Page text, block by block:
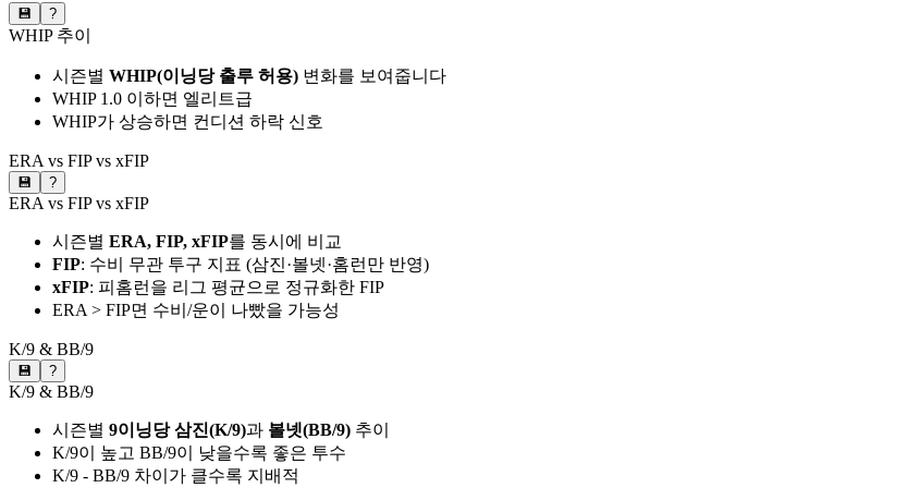
💾 ?
WHIP 추이
시즌별 WHIP(이닝당 출루 허용) 변화를 보여줍니다
WHIP 1.0 이하면 엘리트급
WHIP가 상승하면 컨디션 하락 신호
ERA vs FIP vs xFIP
💾 ?
ERA vs FIP vs xFIP
시즌별 ERA, FIP, xFIP를 동시에 비교
FIP: 수비 무관 투구 지표 (삼진·볼넷·홈런만 반영)
xFIP: 피홈런을 리그 평균으로 정규화한 FIP
ERA > FIP면 수비/운이 나빴을 가능성
K/9 & BB/9
💾 ?
K/9 & BB/9
시즌별 9이닝당 삼진(K/9)과 볼넷(BB/9) 추이
K/9이 높고 BB/9이 낮을수록 좋은 투수
K/9 - BB/9 차이가 클수록 지배적